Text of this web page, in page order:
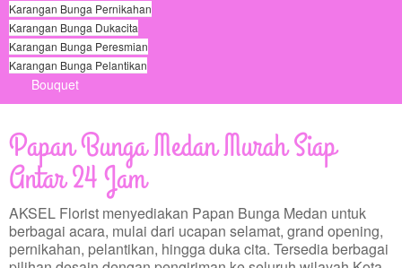
Karangan Bunga Pernikahan
Karangan Bunga Dukacita
Karangan Bunga Peresmian
Karangan Bunga Pelantikan
Bouquet
Papan Bunga Medan Murah Siap
Antar 24 Jam
AKSEL Florist menyediakan Papan Bunga Medan untuk
berbagai acara, mulai dari ucapan selamat, grand opening,
pernikahan, pelantikan, hingga duka cita. Tersedia berbagai